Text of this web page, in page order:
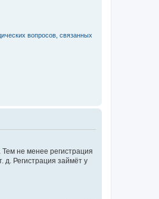
вопросов, связанных
не менее регистрация
Регистрация займёт у